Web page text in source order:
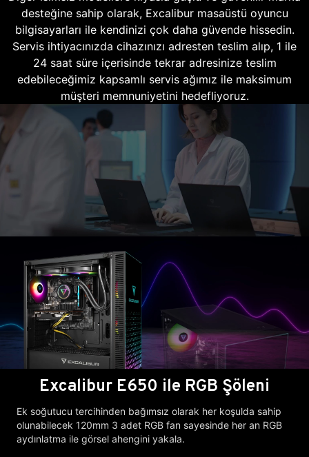
desteğine sahip olarak, Excalibur masaüstü oyuncu
bilgisayarları ile kendinizi çok daha güvende hissedin.
Servis ihtiyacınızda cihazınızı adresten teslim alıp, 1 ile
24 saat süre içerisinde tekrar adresinize teslim
edebileceğimiz kapsamlı servis ağımız ile maksimum
müşteri memnuniyetini hedefliyoruz.
Excalibur E650 ile RGB Şöleni
Ek soğutucu tercihinden bağımsız olarak her koşulda sahip
olunabilecek 120mm 3 adet RGB fan sayesinde her an RGB
aydınlatma ile görsel ahengini yakala.